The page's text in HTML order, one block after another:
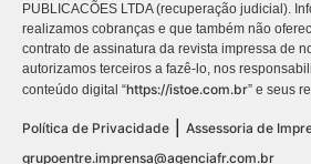
PUBLICACÕES LTDA (recuperação judicial).
realizamos cobranças e que também não
contrato de assinatura da revista impressa de
autorizamos terceiros a fazê-lo, nos
conteúdo digital “https://istoe.com.br” e seus
Política de Privacidade
Assessoria de
grupoentre.imprensa@agenciafr.com.br